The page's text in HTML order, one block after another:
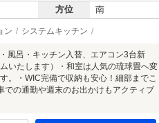
方位 南
ン システムキッチン
風呂・キッチン入替、エアコン3台新
いたします）・和室は人気の琉球畳へ変
。・WIC完備で収納も安心！細部までこ
での通勤や週末のお出かけもアクティブ